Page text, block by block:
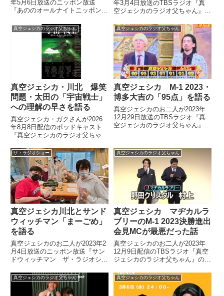
年5月6日放送のニッポン放送
『あののオールナイトニッポン
でどんなトークをすればいいの
か、事前にChatGPTに相談して
いたことを話していました。
年3月4日放送のTBSラジオ『真
空ジェシカのラジオ父ちゃん』の
オで発した「いつも心に真空ジェ
シカ」発言について話していまし
た。
真空ジェシカのラジオ父ちゃん
真空ジェシカ・川北 爆笑
問題・太田の「宇宙戦士」
への理解の早さを語る
真空ジェシカ・ガクさんが2026
年8月8日配信のポッドキャスト
『真空ジェシカのラジオ父ちゃ
イ』出演を振り返り。宇宙戦士に
対する爆笑問題・太田さんの理解
の早さについて話していました。
真空ジェシカのラジオ父ちゃん
真空ジェシカ M-1 2023・
博多大吉の「95点」を語る
真空ジェシカのお二人が2023年
12月29日放送のTBSラジオ『真
空ジェシカのラジオ父ちゃん』の
改善したことなどを話していまし
た。
ザ・ラジオショー
真空ジェシカ川北とサンド
ウィッチマン「まーごめ」
を語る
真空ジェシカのお二人が2023年2
月4日放送のニッポン放送『サン
ドウィッチマン ザ・ラジオショ
ード「まーちゃんごめんね、まー
ごめ」について話していました。
真空ジェシカのラジオ父ちゃん
真空ジェシカ マヂカルラ
ブリーのM-1 2023決勝進出
会見MCが最悪だった話
真空ジェシカのお二人が2023年
12月9日配信のTBSラジオ『真空
ジェシカのラジオ父ちゃん』の中
様を紹介。「マヂカルラブリーの
2人のMCが最悪だった」と話し
ていました。
真空ジェシカのラジオ父ちゃん 真空ジェシカのラジオ父ちゃん